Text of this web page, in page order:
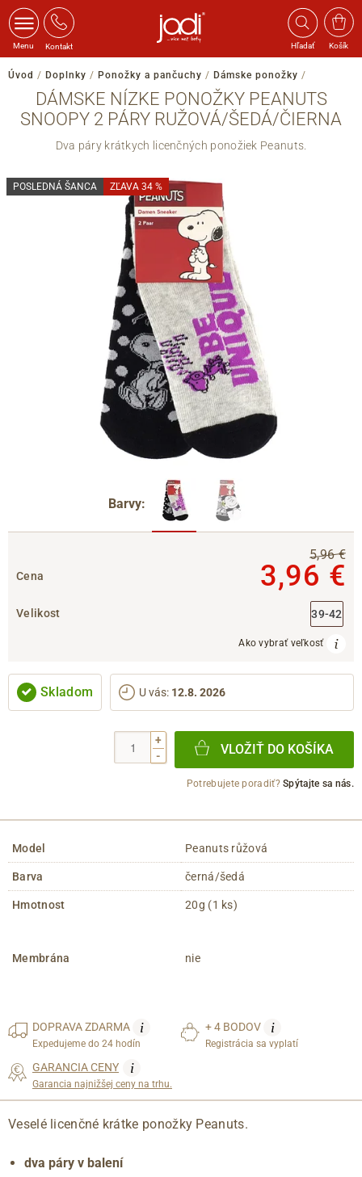
Menu Kontakt Hľadať Košík
Úvod / Doplnky / Ponožky a pančuchy / Dámske ponožky /
DÁMSKE NÍZKE PONOŽKY PEANUTS
SNOOPY 2 PÁRY RUŽOVÁ/ŠEDÁ/ČIERNA
Dva páry krátkych licenčných ponožiek Peanuts.
POSLEDNÁ ŠANCA ZĽAVA 34 %
Barvy:
Cena
5,96 €
3,96 €
Velikost 39-42
Ako vybrať veľkosť
Skladom U vás: 12.8. 2026
+
-
VLOŽIŤ DO KOŠÍKA
Potrebujete poradiť?Spýtajte sa nás.
Model Peanuts růžová
Barva černá/šedá
Hmotnost 20g (1 ks)
Membrána nie
DOPRAVAZDARMA i
Expedujeme do 24 hodín
+ 4 BODOV i
Registrácia sa vyplatí
GARANCIA CENY i
Garancia najnižšej ceny na trhu.
Veselé licenčné krátke ponožky Peanuts.
dva páry v balení